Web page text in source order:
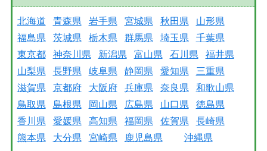
北海道 青森県 岩手県 宮城県 秋田県
山形県
福島県
茨城県 栃木県 群馬県 埼玉県
千葉県
東京都
神奈川県 新潟県 富山県 石川県
福井県
山梨県
長野県 岐阜県 静岡県 愛知県
三重県
滋賀県
京都府 大阪府 兵庫県 奈良県
和歌山県
鳥取県
島根県 岡山県 広島県 山口県
徳島県
香川県
愛媛県 高知県 福岡県 佐賀県
長崎県
熊本県
大分県 宮崎県 鹿児島県 沖縄県